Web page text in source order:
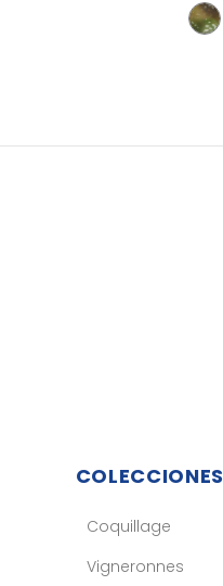
COLECCIONES
Coquillage
Vigneronnes